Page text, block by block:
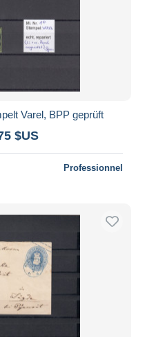
Varel, BPP geprüft
$US
Professionnel